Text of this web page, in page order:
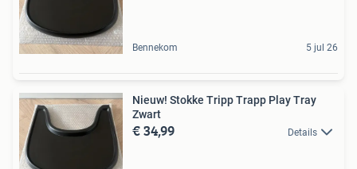
Bennekom 5 jul 26
Nieuw! Stokke Tripp Trapp Play Tray
Zwart
€ 34,99 Details